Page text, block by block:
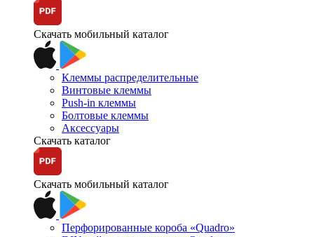
Скачать мобильный каталог
Клеммы распределительные
Винтовые клеммы
Push-in клеммы
Болтовые клеммы
Аксессуары
Скачать каталог
Скачать мобильный каталог
Перфорированные короба «Quadro»